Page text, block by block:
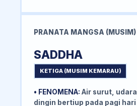
PRANATA MANGSA (MUSIM)
SADDHA
KETIGA (MUSIM KEMARAU)
• FENOMENA: Air surut, udara
dingin bertiup pada pagi hari